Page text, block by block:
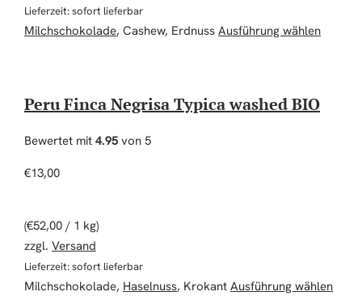
Lieferzeit: sofort lieferbar
Milchschokolade, Cashew, Erdnuss Ausführung wählenDieses
Peru Finca Negrisa Typica washed BIO
Bewertet mit 4.95 von 5
€13,00
(€52,00 / 1 kg)
zzgl. Versand
Lieferzeit: sofort lieferbar
Milchschokolade, Haselnuss, Krokant Ausführung wählen